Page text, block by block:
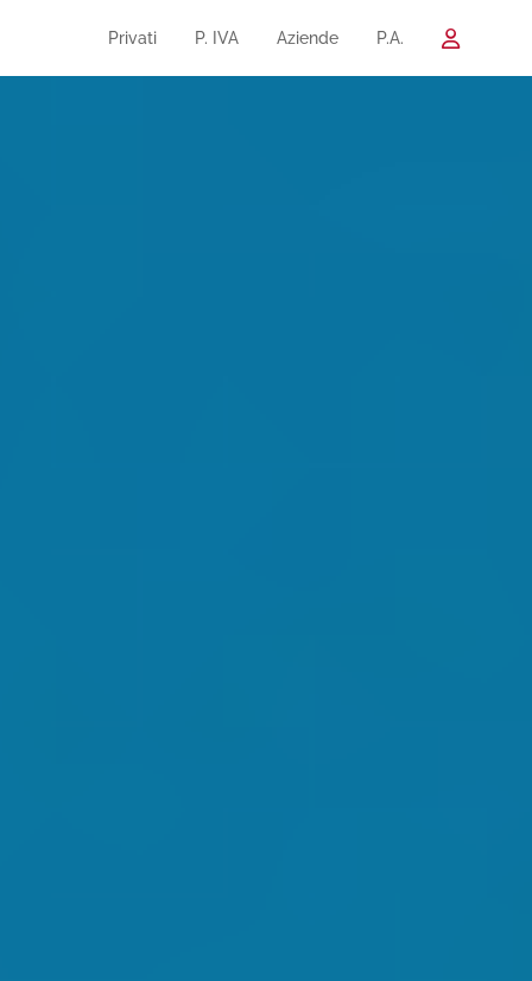
Privati P. IVA Aziende P.A.